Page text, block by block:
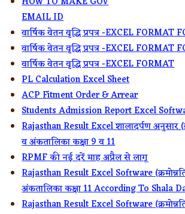
EMAIL ID
वार्षिक वेतन वृद्धि प्रपत्र -EXCEL FORMAT
वार्षिक वेतन वृद्धि प्रपत्र -EXCEL FORMAT
वार्षिक वेतन वृद्धि प्रपत्र -EXCEL FORMAT
PL Calculation Excel Sheet
ACP Fitment Order & Arrear
Students Admission Report Excel
Rajasthan Result Excel शालादर्पण अनुसार
व अंकतालिका कक्षा 9 व 11
RPMF की नई दरें माह अप्रैल से लागू
Rajasthan Result Excel Software
अंकतालिका कक्षा 11 According To Shala
Rajasthan Result Excel Software